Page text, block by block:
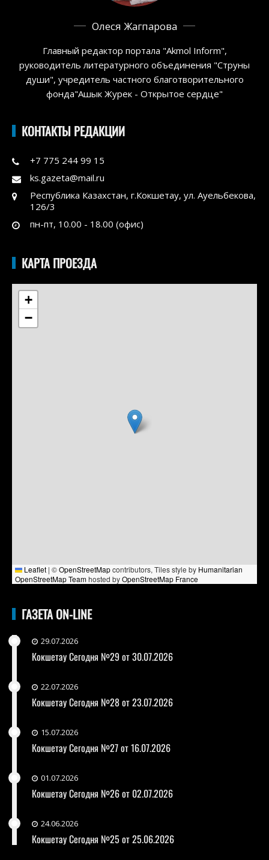
Олеся Жагпарова
Главный редактор портала "Akmol Inform",
руководитель литературного объединения "Струны
души", учредитель частного благотворительного
фонда"Ашык Журек - Открытое сердце"
КОНТАКТЫ РЕДАКЦИИ
+7 775 244 99 15
ks.gazeta@mail.ru
Республика Казахстан, г.Кокшетау, ул. Ауельбекова,
126/3
пн-пт, 10.00 - 18.00 (офис)
КАРТА ПРОЕЗДА
+
−
Leaflet | ©OpenStreetMapcontributors, Tiles style by Humanitarian
OpenStreetMap Teamhosted byOpenStreetMap France
ГАЗЕТА ON-LINE
29.07.2026
Кокшетау Сегодня №29 от 30.07.2026
22.07.2026
Кокшетау Сегодня №28 от 23.07.2026
15.07.2026
Кокшетау Сегодня №27 от 16.07.2026
01.07.2026
Кокшетау Сегодня №26 от 02.07.2026
24.06.2026
Кокшетау Сегодня №25 от 25.06.2026